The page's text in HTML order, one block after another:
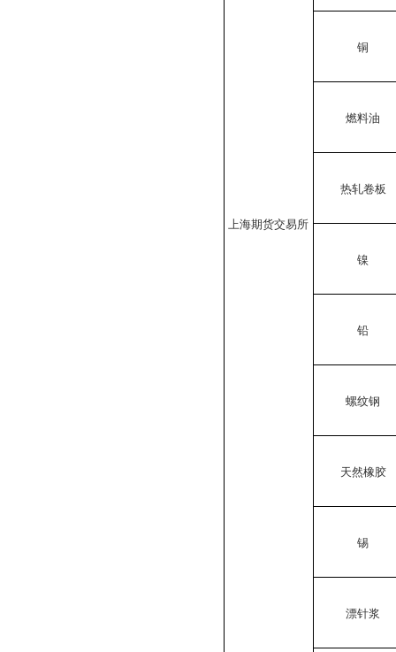
上海期货交易所
铜
燃料油
热轧卷板
镍
铅
螺纹钢
天然橡胶
锡
漂针浆